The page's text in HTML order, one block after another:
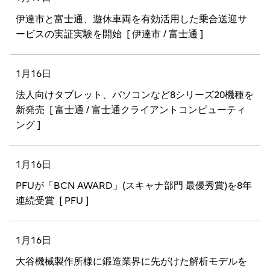
伊達市と富士通、遊休車両を有効活用した乗合送迎サ
ービスの実証実験を開始
[ 伊達市 / 富士通 ]
1月16日
法人向けタブレット、パソコンなど8シリーズ20機種を
新発売
[ 富士通 / 富士通クライアントコンピューティ
ング ]
1月16日
PFUが「BCN AWARD」(スキャナ部門 最優秀賞)を8年
連続受賞
[ PFU ]
1月16日
大谷機械製作所様に鍛造業界に先がけた解析モデルを